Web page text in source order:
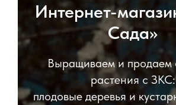
Интернет-
Сада»
Выращиваем и продаем
растения с ЗКС:
плодовые деревья и